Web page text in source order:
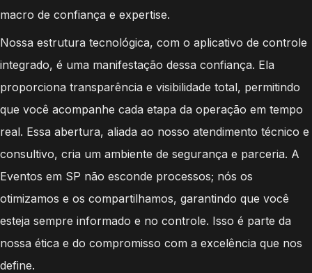
macro de confiança e expertise.
Nossa estrutura tecnológica, com o aplicativo de controle
integrado, é uma manifestação dessa confiança. Ela
proporciona transparência e visibilidade total, permitindo
que você acompanhe cada etapa da operação em tempo
real. Essa abertura, aliada ao nosso atendimento técnico e
consultivo, cria um ambiente de segurança e parceria. A
Eventos em SP não esconde processos; nós os
otimizamos e os compartilhamos, garantindo que você
esteja sempre informado e no controle. Isso é parte da
nossa ética e do compromisso com a excelência que nos
define.